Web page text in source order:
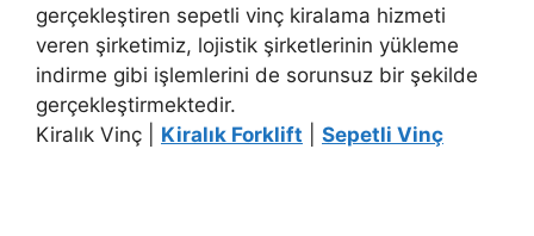
gerçekleştiren sepetli vinç kiralama hizmeti
veren şirketimiz, lojistik şirketlerinin yükleme
indirme gibi işlemlerini de sorunsuz bir şekilde
gerçekleştirmektedir.
Kiralık Vinç | Kiralık Forklift Sepetli Vinç